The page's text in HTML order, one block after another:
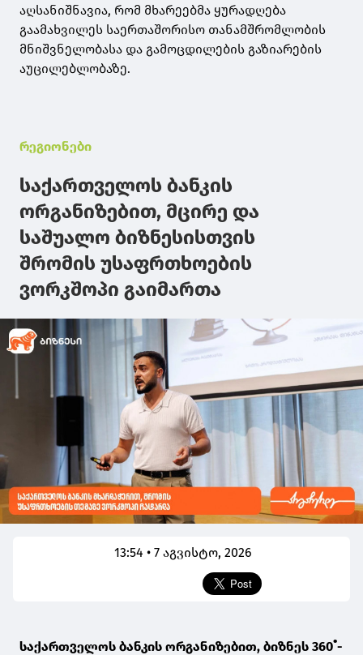
აღსანიშნავია, რომ მხარეებმა ყურადღება
გაამახვილეს საერთაშორისო თანამშრომლობის
მნიშვნელობასა და გამოცდილების გაზიარების
აუცილებლობაზე.
რეგიონები
საქართველოს ბანკის
ორგანიზებით, მცირე და
საშუალო ბიზნესისთვის
შრომის უსაფრთხოების
ვორკშოპი გაიმართა
13:54 • 7 აგვისტო, 2026
საქართველოს ბანკის ორგანიზებით, ბიზნეს 360˚-